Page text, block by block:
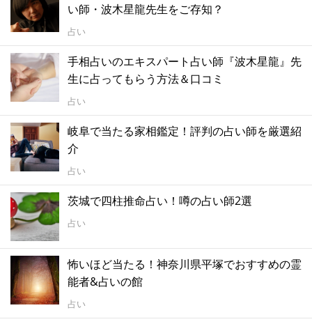
い師・波木星龍先生をご存知？
占い
手相占いのエキスパート占い師『波木星龍』先
生に占ってもらう方法＆口コミ
占い
岐阜で当たる家相鑑定！評判の占い師を厳選紹
介
占い
茨城で四柱推命占い！噂の占い師2選
占い
怖いほど当たる！神奈川県平塚でおすすめの霊
能者&占いの館
占い